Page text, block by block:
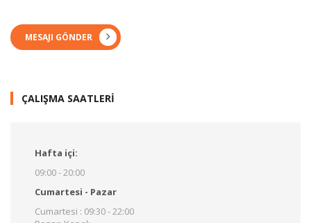
MESAJI GÖNDER
ÇALIŞMA SAATLERİ
Hafta içi:
09:00 - 20:00
Cumartesi - Pazar
Cumartesi : 09:30 - 22:00